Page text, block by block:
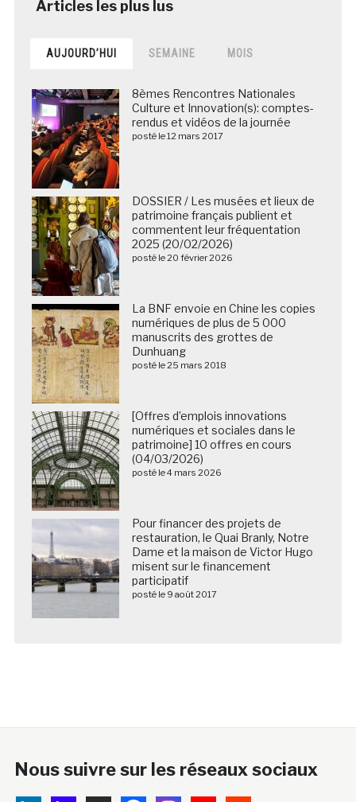
AUJOURD’HUI SEMAINE MOIS
8èmes Rencontres Nationales
Culture et Innovation(s): comptes-
rendus et vidéos de la journée
posté le 12 mars 2017
DOSSIER / Les musées et lieux de
patrimoine français publient et
commentent leur fréquentation
2025 (20/02/2026)
posté le 20 février 2026
La BNF envoie en Chine les copies
numériques de plus de 5 000
manuscrits des grottes de
Dunhuang
posté le 25 mars 2018
[Offres d’emplois innovations
numériques et sociales dans le
patrimoine] 10 offres en cours
(04/03/2026)
posté le 4 mars 2026
Pour financer des projets de
restauration, le Quai Branly, Notre
Dame et la maison de Victor Hugo
misent sur le financement
participatif
posté le 9 août 2017
Nous suivre sur les réseaux sociaux